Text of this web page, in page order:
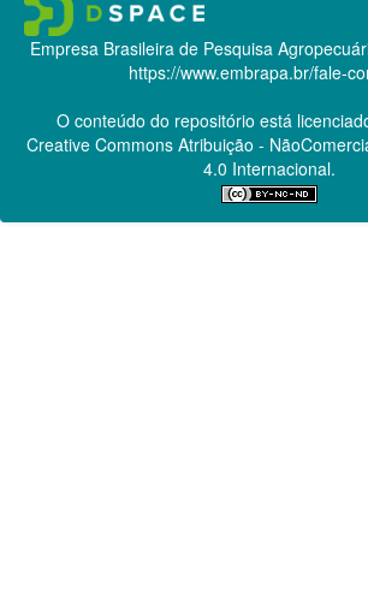
Empresa Brasileira de Pesquisa
https://www.embrapa.br/fale-
O conteúdo do repositório está
Creative CommonsAtribuição -
4.0 Internacional.